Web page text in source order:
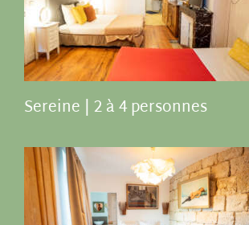
Sereine | 2 à 4 personnes